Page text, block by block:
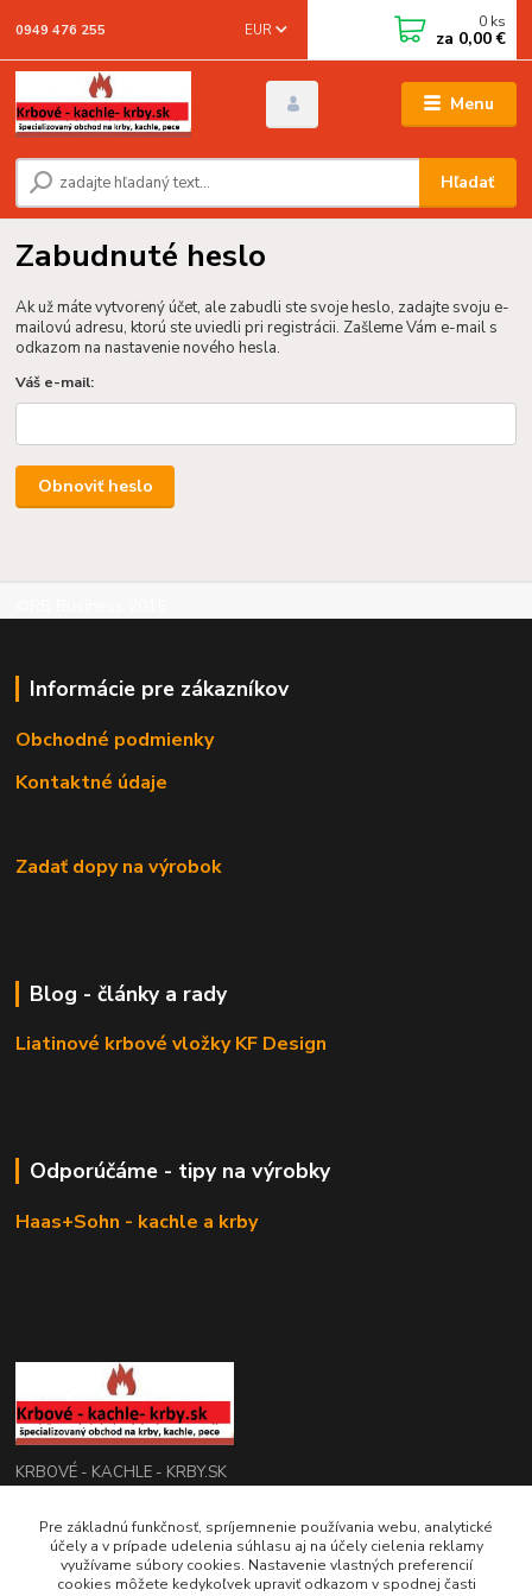
Menu
EUR
Hľadať
0949 476 255 0 ks
za 0,00 €
Zabudnuté heslo
Ak už máte vytvorený účet, ale zabudli ste svoje heslo, zadajte svoju e-
mailovú adresu, ktorú ste uviedli pri registrácii. Zašleme Vám e-mail s
odkazom na nastavenie nového hesla.
Váš e-mail:
Obnoviť heslo
Informácie pre zákazníkov
Obchodné podmienky
Kontaktné údaje
Zadať dopy na výrobok
Blog - články a rady
Liatinové krbové vložky KF Design
Odporúčáme - tipy na výrobky
Haas+Sohn - kachle a krby
KRBOVÉ - KACHLE - KRBY.SK
0949 476 255
08:00 - 17.00
Pre základnú funkčnosť, spríjemnenie používania webu, analytické
účely a v prípade udelenia súhlasu aj na účely cielenia reklamy
využívame súbory cookies. Nastavenie vlastných preferencií
cookies môžete kedykoľvek upraviť odkazom v spodnej časti